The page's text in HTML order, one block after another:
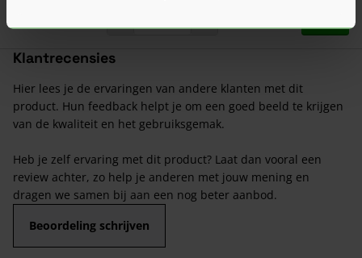
In
Klantrecensies
Hier lees je de ervaringen van andere klanten met dit
product. Hun feedback helpt je om een goed beeld te krijgen
van de kwaliteit en het gebruiksgemak.
Heb je zelf ervaring met dit product? Laat dan vooral een
review achter, zo help je anderen met jouw mening en
dragen we samen bij aan een nog beter aanbod.
Beoordeling schrijven